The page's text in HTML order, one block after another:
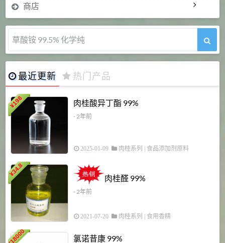
商店
草酸铵 99.5% 化学纯
最近更新 热门产品
¥
198 肉桂酸异丁酯 99%
- 2年前
2025-01-09 肉桂系列 食品添加剂原料
¥
34.8
肉桂醛 99%
- 2年前
2021-07-20 肉桂系列 食用香精
18000 氯诺昔康 99%